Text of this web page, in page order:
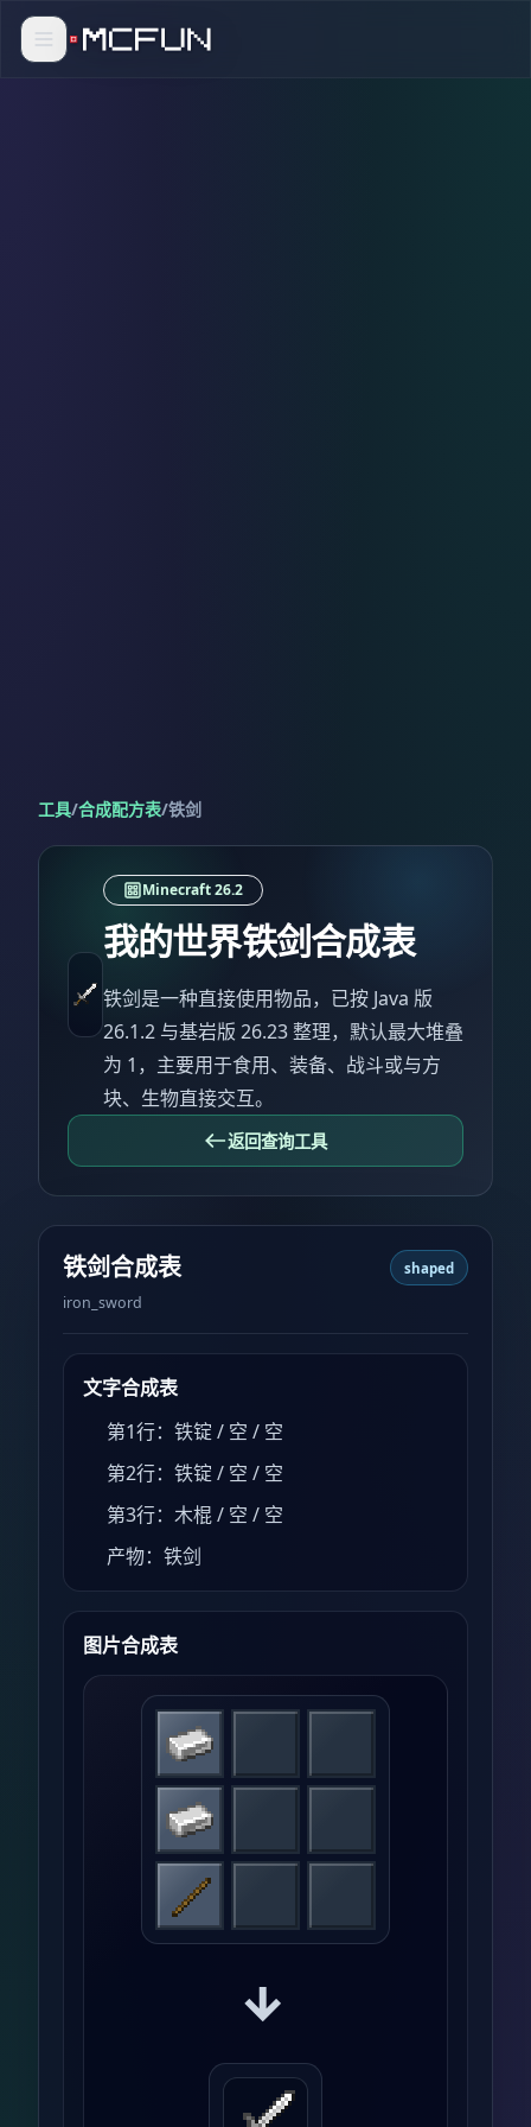
工具/合成配方表/铁剑
Minecraft 26.2
我的世界铁剑合成表
铁剑是一种直接使用物品，已按 Java 版
26.1.2 与基岩版 26.23 整理，默认最大堆叠
为 1，主要用于食用、装备、战斗或与方
块、生物直接交互。
返回查询工具
铁剑合成表
iron_sword
shaped
文字合成表
第1行：铁锭 / 空 / 空
第2行：铁锭 / 空 / 空
第3行：木棍 / 空 / 空
产物：铁剑
图片合成表
→